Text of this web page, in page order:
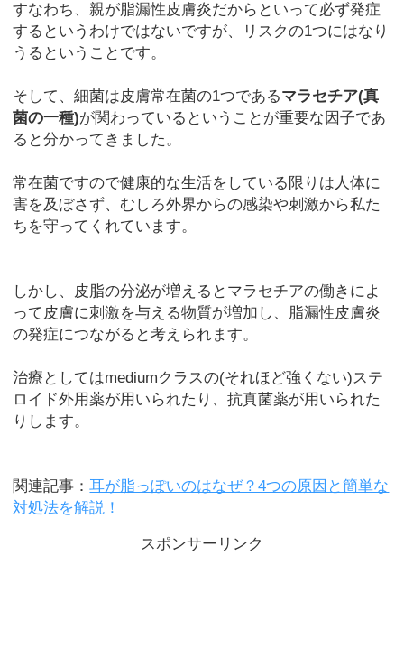
すなわち、親が脂漏性皮膚炎だからといって必ず発症
するというわけではないですが、リスクの1つにはなり
うるということです。
そして、細菌は皮膚常在菌の1つであるマラセチア(真
菌の一種)が関わっているということが重要な因子であ
ると分かってきました。
常在菌ですので健康的な生活をしている限りは人体に
害を及ぼさず、むしろ外界からの感染や刺激から私た
ちを守ってくれています。
しかし、皮脂の分泌が増えるとマラセチアの働きによ
って皮膚に刺激を与える物質が増加し、脂漏性皮膚炎
の発症につながると考えられます。
治療としてはmediumクラスの(それほど強くない)ステ
ロイド外用薬が用いられたり、抗真菌薬が用いられた
りします。
関連記事：耳が脂っぽいのはなぜ？4つの原因と簡単な
対処法を解説！
スポンサーリンク